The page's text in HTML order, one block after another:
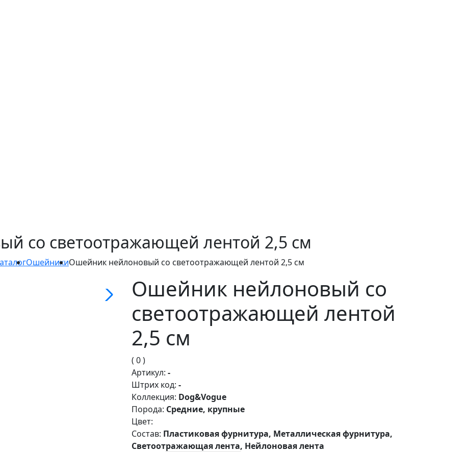
со светоотражающей лентой 2,5 см
ОшейникиОшейник нейлоновый со светоотражающей лентой 2,5 см
Ошейник нейлоновый со
светоотражающей лентой
2,5 см
( 0 )
Артикул: -
Штрих код: -
Коллекция: Dog&Vogue
Порода: Средние, крупные
Цвет:
Состав: Пластиковая фурнитура, Металлическая фурнитура,
Светоотражающая лента, Нейлоновая лента